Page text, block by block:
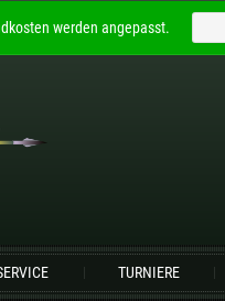
TURNIERE
IN APPLE
werden angepasst.